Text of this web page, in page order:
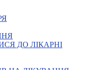
спогади ветеранів УТОГ
ДО ЛІКАРНІ